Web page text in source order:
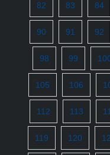
82 83 84
90 91 92
98 99
105 106
112 113
119 120